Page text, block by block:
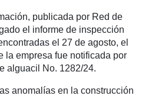
publicada por Red de
el informe de inspección
el 27 de agosto, el
la empresa fue notificada por
alguacil No. 1282/24.
anomalías en la construcción